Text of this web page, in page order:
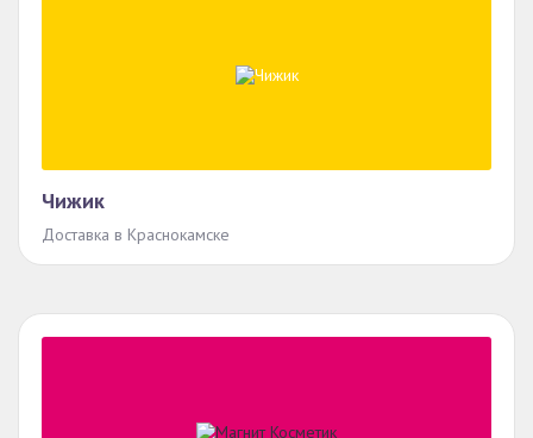
Чижик
Доставка в Краснокамске